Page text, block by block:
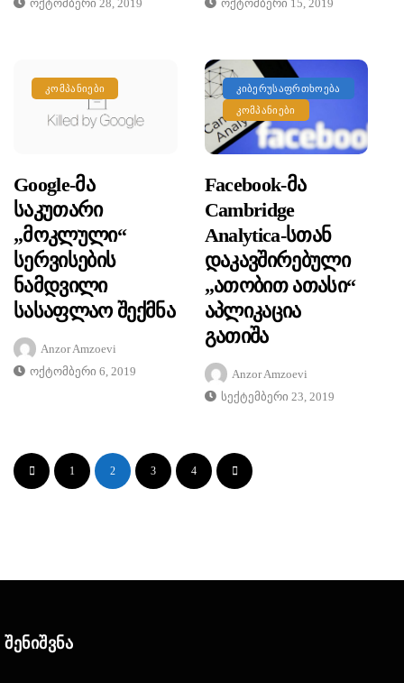
Ოქტომბერი 28, 2019
Ოქტომბერი 15, 2019
ᲙᲝᲛᲞᲐᲜᲘᲔᲑᲘ
Google-Მა
Საკუთარი
„მოკლული“
Სერვისების
Ნამდვილი
Სასაფლაო Შექმნა
Anzor Amzoevi
Ოქტომბერი 6, 2019
ᲙᲘᲑᲔᲠᲣᲡᲐᲤᲠᲗᲮᲝᲔᲑᲐ
ᲙᲝᲛᲞᲐᲜᲘᲔᲑᲘ
Facebook-Მა
Cambridge
Analytica-Სთან
Დაკავშირებული
„ათობით Ათასი“
Აპლიკაცია
Გათიშა
Anzor Amzoevi
Სექტემბერი 23, 2019
1 2 3 4
Შენიშვნა